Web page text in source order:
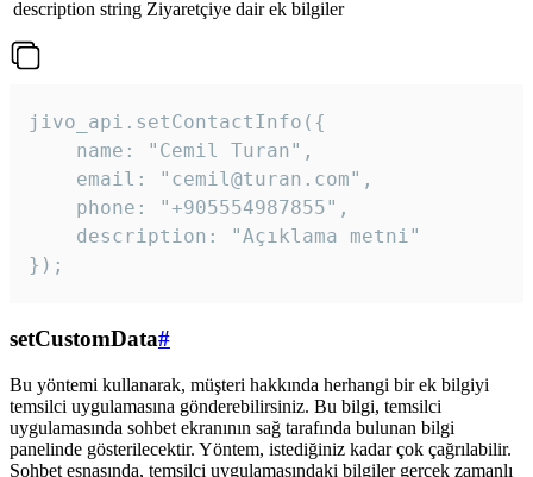
description string Ziyaretçiye dair ek bilgiler
jivo_api.setContactInfo({
    name: "Cemil Turan",
    email: "cemil@turan.com",
    phone: "+905554987855",
    description: "Açıklama metni"
});
setCustomData#
Bu yöntemi kullanarak, müşteri hakkında herhangi bir ek bilgiyi
temsilci uygulamasına gönderebilirsiniz. Bu bilgi, temsilci
uygulamasında sohbet ekranının sağ tarafında bulunan bilgi
panelinde gösterilecektir. Yöntem, istediğiniz kadar çok çağrılabilir.
Sohbet esnasında, temsilci uygulamasındaki bilgiler gerçek zamanlı